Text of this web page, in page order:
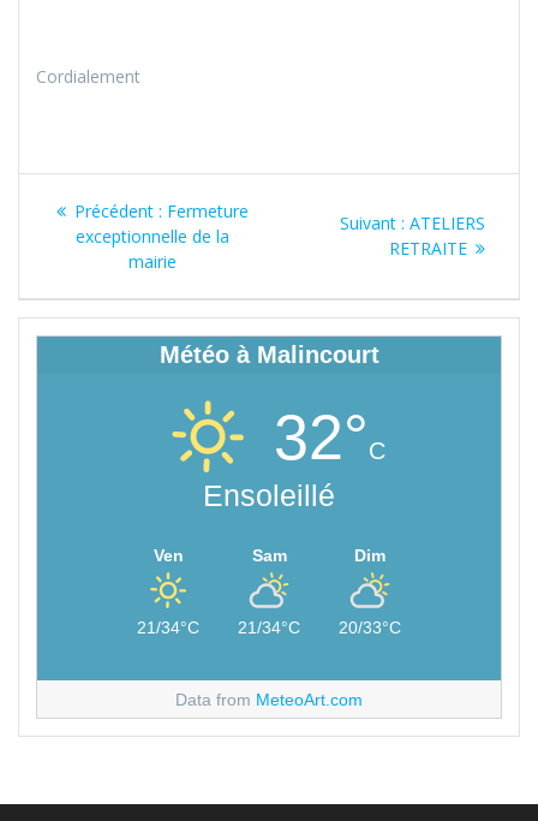
Cordialement
Navigation
l’article
Précédent : Article
précédent
:
Fermeture
exceptionnelle de la
mairie
Suivant : Article
suivant
ATELIERS
RETRAITE
Météo à Malincourt
32°C
Ensoleillé
Ven
21/34°C
Sam
21/34°C
Dim
20/33°C
Data from MeteoArt.com